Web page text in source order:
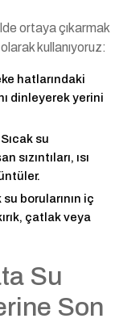
ortaya çıkarmak
kullanıyoruz:
hatlarındaki
dinleyerek yerini
Sıcak su
ısı
su borularının iç
çatlak veya
Su
Son